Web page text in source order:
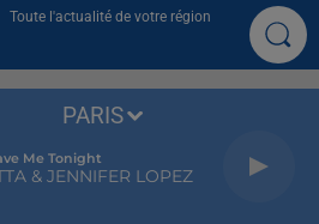
Toute l'actualité de votre région
Me Tonight
& JENNIFER LOPEZ
PARIS